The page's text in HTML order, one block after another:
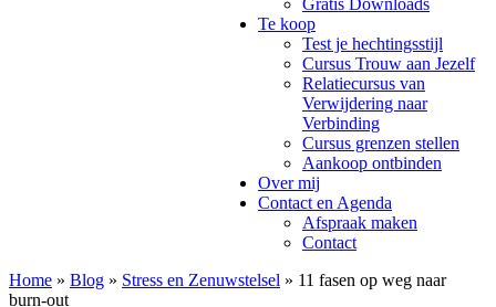
Gratis Downloads
Te koop
Test je hechtingsstijl
Cursus Trouw aan Jezelf
Relatiecursus van
Verwijdering naar
Verbinding
Cursus grenzen stellen
Aankoop ontbinden
Over mij
Contact en Agenda
Afspraak maken
Contact
Home » Blog » Stress en Zenuwstelsel » 11 fasen op weg naar
burn-out